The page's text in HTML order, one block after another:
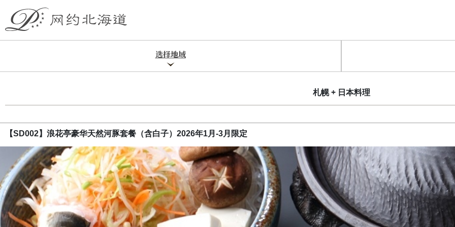
选择地域
札幌 + 日本料理
【SD002】浪花亭豪华天然河豚套餐（含白子）2026年1月-3月限定